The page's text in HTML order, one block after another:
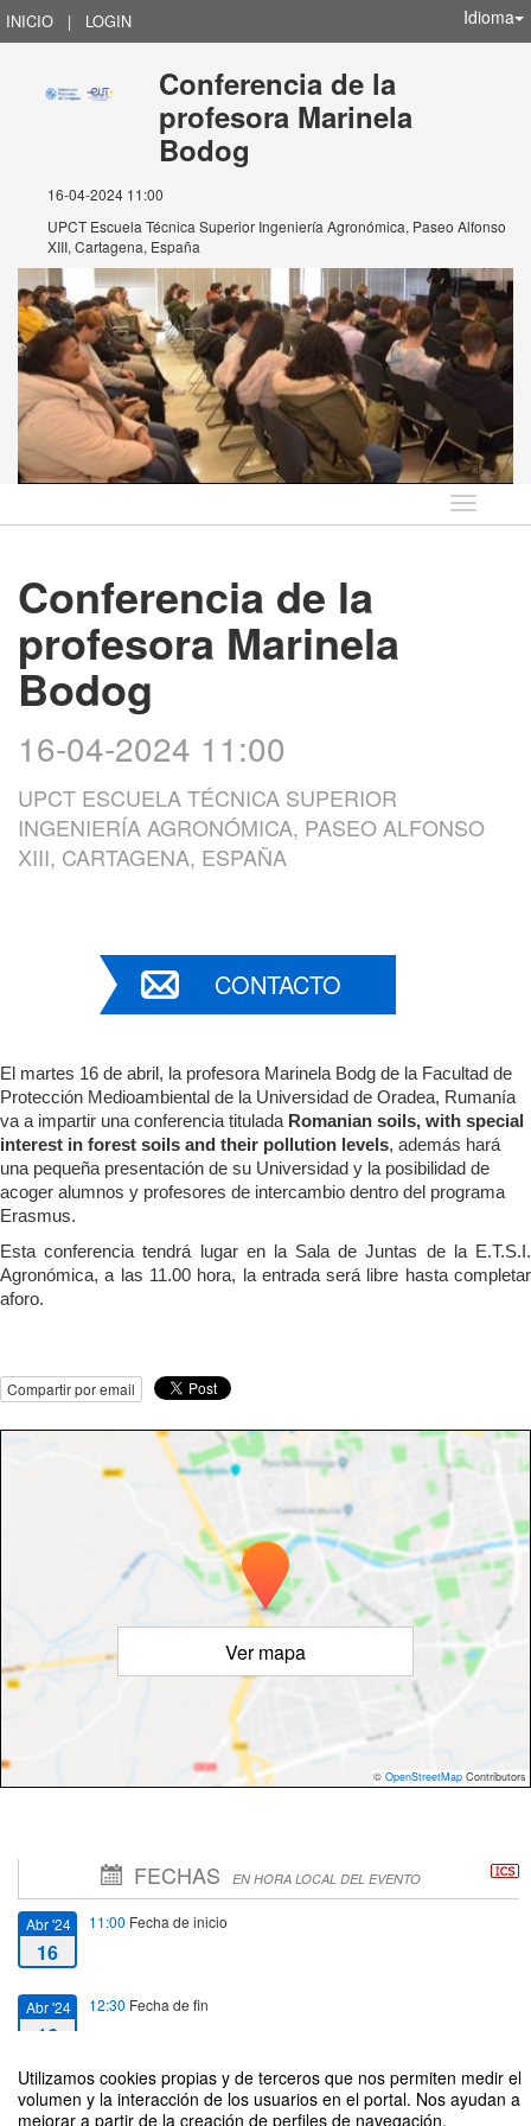
Utilizamos cookies propias y de terceros que nos permiten medir el
volumen y la interacción de los usuarios en el portal. Nos ayudan a
mejorar a partir de la creación de perfiles de navegación,
INICIO | LOGIN Idioma
Conferencia de la
profesora Marinela
Bodog
16-04-2024 11:00
UPCT Escuela Técnica Superior Ingeniería Agronómica, Paseo Alfonso
XIII, Cartagena, España
Idioma
Conferencia de la
profesora Marinela
Bodog
16-04-2024 11:00
UPCT ESCUELA TÉCNICA SUPERIOR
INGENIERÍA AGRONÓMICA, PASEO ALFONSO
XIII, CARTAGENA, ESPAÑA
CONTACTO
El martes 16 de abril, la profesora Marinela Bodg de la Facultad de
Protección Medioambiental de la Universidad de Oradea, Rumanía
va a impartir una conferencia titulada Romanian soils, with special
interest in forest soils and their pollution levels, además hará
una pequeña presentación de su Universidad y la posibilidad de
acoger alumnos y profesores de intercambio dentro del programa
Erasmus.
Esta conferencia tendrá lugar en la Sala de Juntas de la E.T.S.I.
Agronómica, a las 11.00 hora, la entrada será libre hasta completar
aforo.
Compartir por email
Ver mapa
© OpenStreetMap Contributors
FECHAS EN HORA LOCAL DEL EVENTO
Abr '24
16
11:00 Fecha de inicio
Abr '24
16
12:30 Fecha de fin